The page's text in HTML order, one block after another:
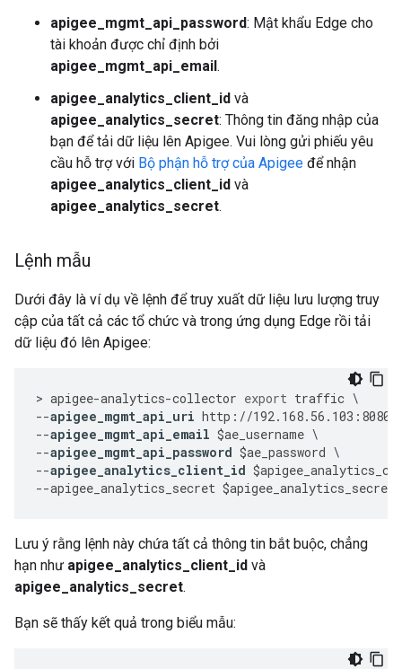
apigee_mgmt_api_password: Mật khẩu Edge cho
tài khoản được chỉ định bởi
apigee_mgmt_api_email.
apigee_analytics_client_id và
apigee_analytics_secret: Thông tin đăng nhập của
bạn để tải dữ liệu lên Apigee. Vui lòng gửi phiếu yêu
cầu hỗ trợ với Bộ phận hỗ trợ của Apigee để nhận
apigee_analytics_client_id và
apigee_analytics_secret.
Lệnh mẫu
Dưới đây là ví dụ về lệnh để truy xuất dữ liệu lưu lượng truy
cập của tất cả các tổ chức và trong ứng dụng Edge rồi tải
dữ liệu đó lên Apigee:
> apigee-analytics-collector export traffic
--apigee_mgmt_api_uri http : //192.168. 56.103 : 8080
--apigee_mgmt_api_email $ae_username
--apigee_mgmt_api_password $ae_password
--apigee_analytics_client_id $
--apigee_analytics_secret $apigee_analytics_secret
Lưu ý rằng lệnh này chứa tất cả thông tin bắt buộc, chẳng
hạn như apigee_analytics_client_id và
apigee_analytics_secret.
Bạn sẽ thấy kết quả trong biểu mẫu: